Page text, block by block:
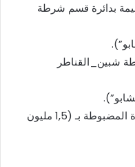
بدائرة قسم شرطة
شبين_القناطر
هذا وتقدر القيمة المالية للمواد المخدرة المضبوطة بـ (1,5 مليون